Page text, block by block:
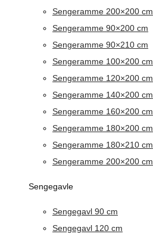
Sengeramme 200×200 cm
Sengeramme 90×200 cm
Sengeramme 90×210 cm
Sengeramme 100×200 cm
Sengeramme 120×200 cm
Sengeramme 140×200 cm
Sengeramme 160×200 cm
Sengeramme 180×200 cm
Sengeramme 180×210 cm
Sengeramme 200×200 cm
Sengegavle
Sengegavl 90 cm
Sengegavl 120 cm